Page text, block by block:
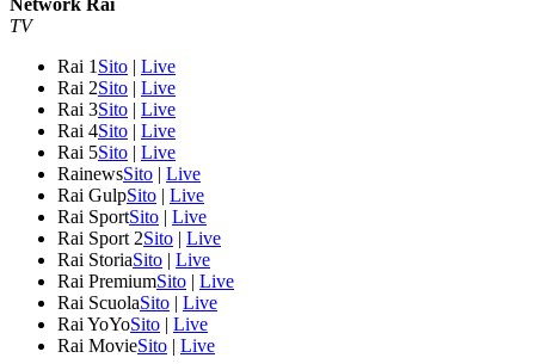
Network Rai
TV
Rai 1 Sito | Live
Rai 2Sito | Live
Rai 3Sito | Live
Rai 4Sito | Live
Rai 5Sito | Live
RainewsSito | Live
Rai GulpSito | Live
Rai SportSito | Live
Rai Sport 2Sito | Live
Rai StoriaSito | Live
Rai PremiumSito | Live
Rai ScuolaSito | Live
Rai YoYoSito | Live
Rai MovieSito | Live